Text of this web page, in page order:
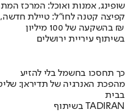
שופינג, אמנות ואוכל: המרכז
קפיצה קטנה לחו"ל: טיילת חדשה,
בהשקעה של 100 מיליון ₪
בשיתוף עיריית ירושלים
כך תחסכו בחשמל בלי להזיע
מהפכת האנרגיה של תדיראן:
בבית
בשיתוף TADIRAN